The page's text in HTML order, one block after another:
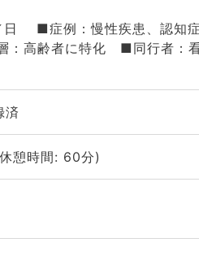
日 ■症例：慢性疾患、認知
高齢者に特化 ■同行者：
済
憩時間: 60分)